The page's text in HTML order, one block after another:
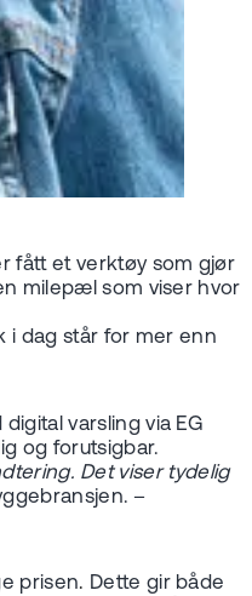
fått et verktøy som gjør
milepæl som viser hvor
i dag står for mer enn
varsling via EG
og forutsigbar.
Det viser tydelig
–
prisen. Dette gir både